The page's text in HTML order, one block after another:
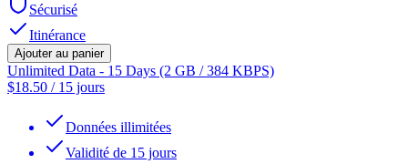
Sécurisé
Itinérance
Ajouter au panier
Unlimited Data - 15 Days (2 GB / 384 KBPS)
$18.50 / 15 jours
Données illimitées
Validité de 15 jours